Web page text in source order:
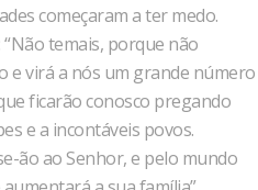
começaram a ter medo.
temais, porque não
e virá a nós um grande número
ficarão conosco pregando
e a incontáveis povos.
ão ao Senhor, e pelo mundo